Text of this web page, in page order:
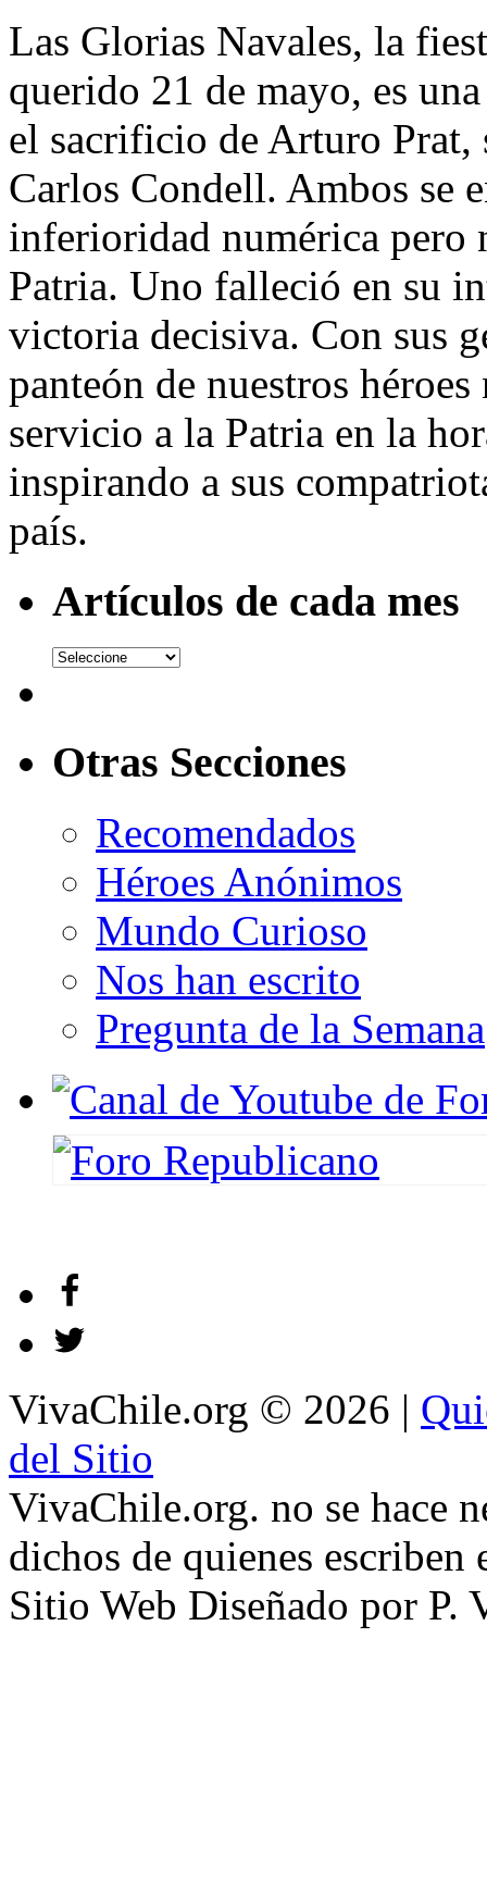
Las Glorias Navales, la
querido 21 de mayo, es
el sacrificio de Arturo Prat,
Carlos Condell. Ambos se
inferioridad numérica pero
Patria. Uno falleció en su
victoria decisiva. Con sus
panteón de nuestros
servicio a la Patria en la
inspirando a sus
país.
Artículos de cada mes
Otras Secciones
Recomendados
Héroes Anónimos
Mundo Curioso
Nos han escrito
Pregunta de la Semana
VivaChile.org © 2026 |
del Sitio
VivaChile.org. no se hace
dichos de quienes escriben
Sitio Web Diseñado por